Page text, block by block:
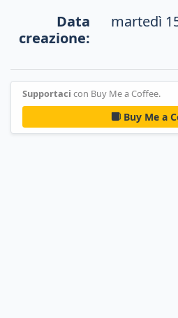
Data
creazione:
martedì
Supportaci con Buy Me a Coffee.
Buy Me a